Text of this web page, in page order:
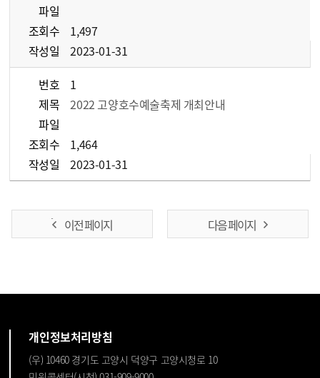
파일
조회수
1,497
작성일
2023-01-31
번호
1
제목
2022 고양호수예술축제 개최안내
파일
조회수
1,464
작성일
2023-01-31
이전 페이지 다음 페이지
개인정보처리방침
(우) 10460 경기도 고양시 덕양구 고양시청로 10